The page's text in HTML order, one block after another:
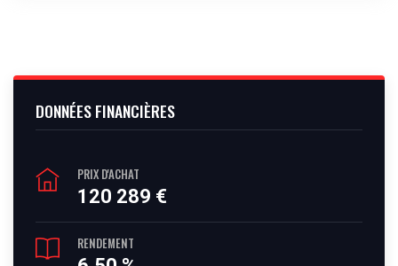
DONNÉES FINANCIÈRES
PRIX D'ACHAT
120 289 €
RENDEMENT